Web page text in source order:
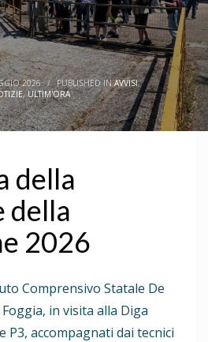
2026 / PUBLISHED INAVVISI,
,ULTIM'ORA
della
della
2026
Comprensivo Statale De
in visita alla Diga
P3, accompagnati dai tecnici